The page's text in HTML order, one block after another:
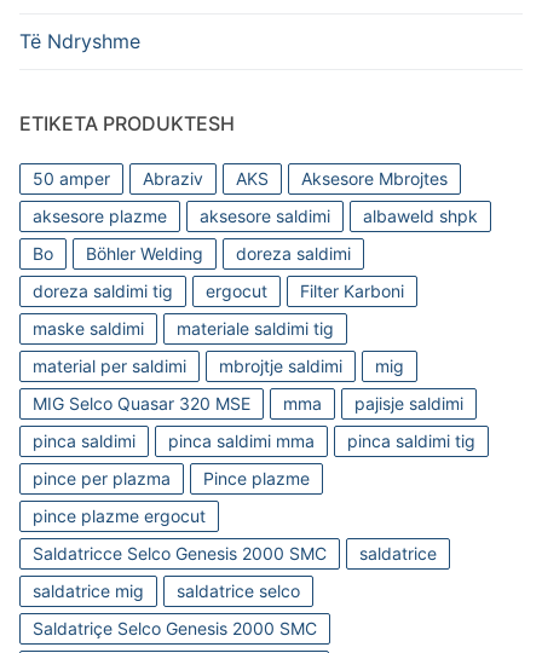
Të Ndryshme
ETIKETA PRODUKTESH
50 amper Abraziv AKS
Aksesore Mbrojtes
aksesore plazme
aksesore saldimi
albaweld shpk
Bo
Böhler Welding
doreza saldimi
doreza saldimi tig
ergocut
Filter Karboni
maske saldimi
materiale saldimi tig
material per saldimi
mbrojtje saldimi
mig
MIG Selco Quasar 320 MSE
mma
pajisje saldimi
pinca saldimi
pinca saldimi mma
pinca saldimi tig
pince per plazma
Pince plazme
pince plazme ergocut
Saldatricce Selco Genesis 2000 SMC
saldatrice
saldatrice mig
saldatrice selco
Saldatriçe Selco Genesis 2000 SMC